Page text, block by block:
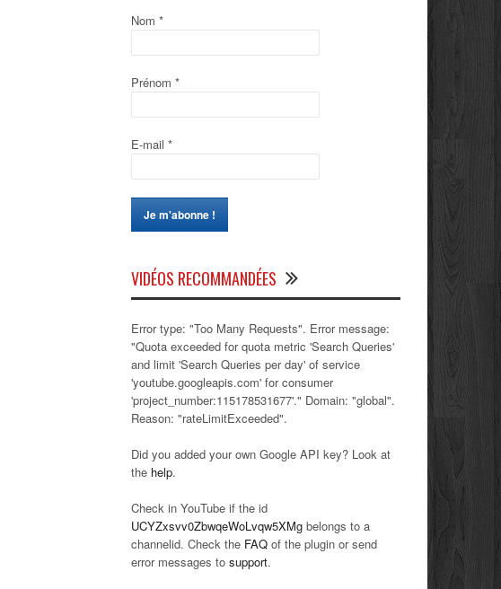
Nom *
Prénom *
E-mail *
VIDÉOS RECOMMANDÉES
Error type: "Too Many Requests". Error message:
"Quota exceeded for quota metric 'Search Queries'
and limit 'Search Queries per day' of service
'youtube.googleapis.com' for consumer
'project_number:115178531677'." Domain: "global".
Reason: "rateLimitExceeded".
Did you added your own Google API key? Look at
the help.
Check in YouTube if the id
UCYZxsvv0ZbwqeWoLvqw5XMg belongs to a
channelid. Check the FAQ of the plugin or send
error messages to support.